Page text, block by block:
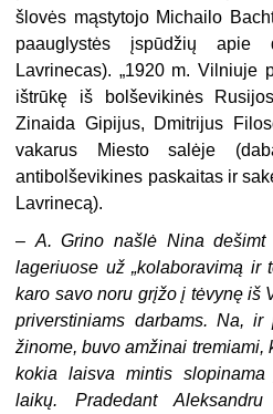
šlovės mąstytojo Michailo
paauglystės įspūdžių apie
Lavrinecas). „1920 m. Vilniuje
ištrūkę iš bolševikinės
Zinaida Gipijus, Dmitrijus
vakarus Miesto salėje
antibolševikines paskaitas ir
Lavrinecą).
–A. Grino našlė Nina dešimt
lageriuose už „kolaboravimą ir
karo savo noru grįžo į tėvynę iš
priverstiniams darbams. Na,
žinome, buvo amžinai tremiami,
kokia laisva mintis
laikų. Pradedant